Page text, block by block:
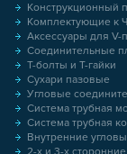
Конструкционный
Комплектующие к
Аксессуары для V-
Соединительные
Т-болты и Т-гайки
Сухари пазовые
Угловые
Система трубная
Система трубная
Внутренние